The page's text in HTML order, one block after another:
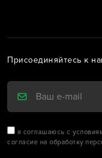
Присоединяйтесь к
я соглашаюсь с
согласие на обработку